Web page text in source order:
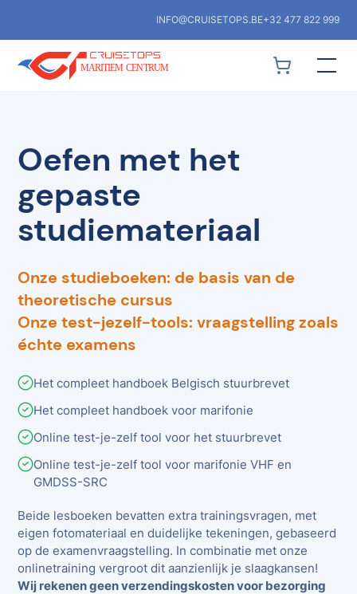
INFO@CRUISETOPS.BE+32 477 822 999
Oefen met het
gepaste
studiemateriaal
Onze studieboeken: de basis van de
theoretische cursus
Onze test-jezelf-tools: vraagstelling zoals
échte examens
Het compleet handboek Belgisch stuurbrevet
Het compleet handboek voor marifonie
Online test-je-zelf tool voor het stuurbrevet
Online test-je-zelf tool voor marifonie VHF en
GMDSS-SRC
Beide lesboeken bevatten extra trainingsvragen, met
eigen fotomateriaal en duidelijke tekeningen, gebaseerd
op de examenvraagstelling. In combinatie met onze
onlinetraining vergroot dit aanzienlijk je slaagkansen!
Wij rekenen geen verzendingskosten voor bezorging